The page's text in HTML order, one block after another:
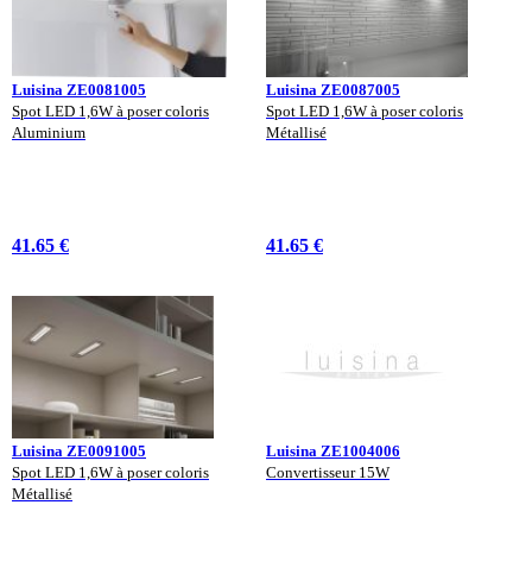
Luisina ZE0081005
Spot LED 1,6W à poser coloris
Aluminium
41.65 €
Luisina ZE0087005
Spot LED 1,6W à poser coloris
Métallisé
41.65 €
Luisina ZE0091005
Spot LED 1,6W à poser coloris
Métallisé
Luisina ZE1004006
Convertisseur 15W